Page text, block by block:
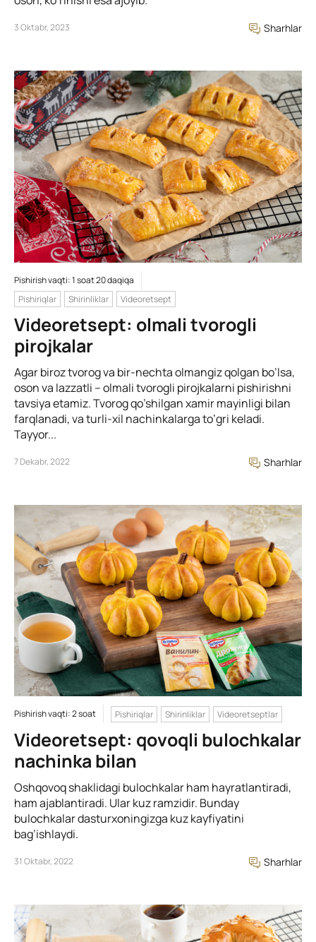
3 Oktabr, 2023 Sharhlar
Pishirish vaqti: 1 soat 20 daqiqa
Pishiriqlar
Shirinliklar Videoretsept
Videoretsept: olmali tvorogli
pirojkalar
Agar biroz tvorog va bir-nechta olmangiz qolgan bo’lsa,
oson va lazzatli – olmali tvorogli pirojkalarni pishirishni
tavsiya etamiz. Tvorog qo’shilgan xamir mayinligi bilan
farqlanadi, va turli-xil nachinkalarga to’gri keladi.
Tayyor...
7 Dekabr, 2022 Sharhlar
Pishirish vaqti: 2 soat Pishiriqlar Shirinliklar Videoretseptlar
Videoretsept: qovoqli bulochkalar
nachinka bilan
Oshqovoq shaklidagi bulochkalar ham hayratlantiradi,
ham ajablantiradi. Ular kuz ramzidir. Bunday
bulochkalar dasturxoningizga kuz kayfiyatini
bag’ishlaydi.
31 Oktabr, 2022 Sharhlar